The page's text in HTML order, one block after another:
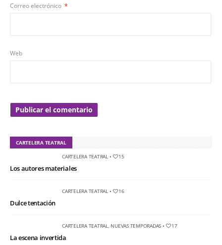
Correo electrónico *
Web
CARTELERA TEATRAL
CARTELERA TEATRAL • 15
Los autores materiales
CARTELERA TEATRAL • 16
Dulce tentación
CARTELERA TEATRAL NUEVAS TEMPORADAS • 17
La escena invertida